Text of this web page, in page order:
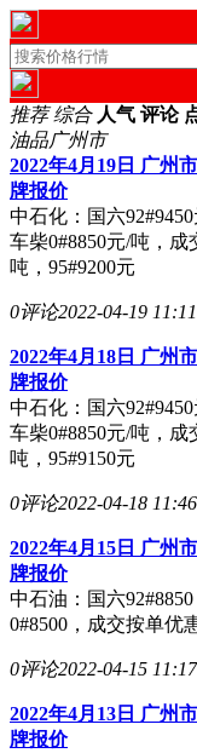
推荐 综合 人气 评论
油品广州市
2022年4月19日 广州
牌报价
中石化：国六
车柴0#8850元/吨，
吨，95#9200元
0评论2022-04-19 11:11
2022年4月18日 广州
牌报价
中石化：国六
车柴0#8850元/吨，
吨，95#9150元
0评论2022-04-18 11:46
2022年4月15日 广州
牌报价
中石油：国六
0#8500，成交按单优
0评论2022-04-15 11:17
2022年4月13日 广州
牌报价